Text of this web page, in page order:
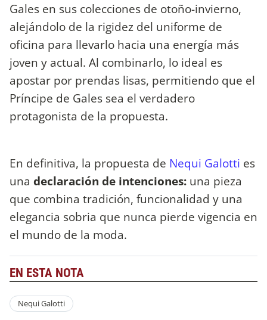
Gales en sus colecciones de otoño-invierno,
alejándolo de la rigidez del uniforme de
oficina para llevarlo hacia una energía más
joven y actual. Al combinarlo, lo ideal es
apostar por prendas lisas, permitiendo que el
Príncipe de Gales sea el verdadero
protagonista de la propuesta.
En definitiva, la propuesta de Nequi Galotti es
una declaración de intenciones: una pieza
que combina tradición, funcionalidad y una
elegancia sobria que nunca pierde vigencia en
el mundo de la moda.
EN ESTA NOTA
Nequi Galotti